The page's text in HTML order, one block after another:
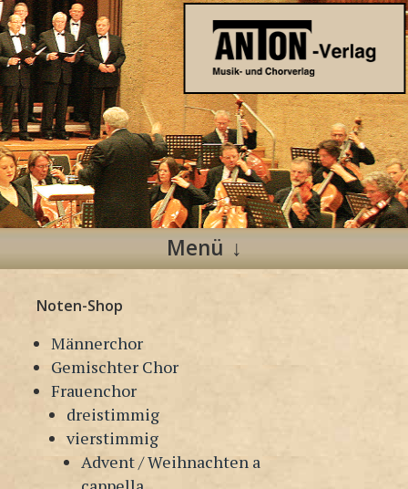
Anton Verlag
Musik- und Chorverlag
Menü
Inhalt
springen
Noten-Shop
Männerchor
Gemischter Chor
Frauenchor
dreistimmig
vierstimmig
Advent / Weihnachten a